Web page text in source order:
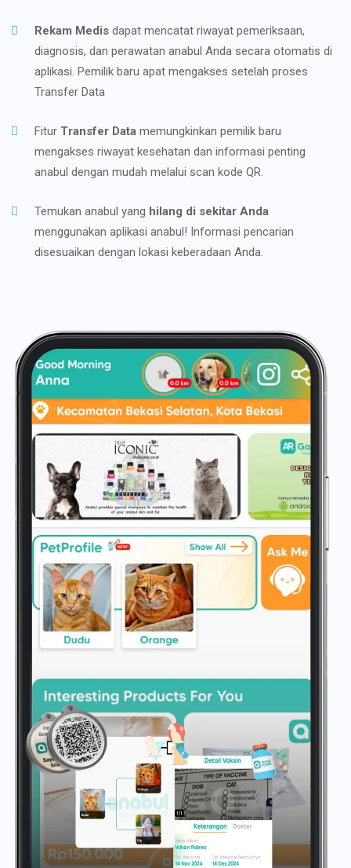
Rekam Medis dapat mencatat riwayat pemeriksaan,
diagnosis, dan perawatan anabul Anda secara otomatis di
aplikasi. Pemilik baru apat mengakses setelah proses
Transfer Data
Fitur Transfer Data memungkinkan pemilik baru
mengakses riwayat kesehatan dan informasi penting
anabul dengan mudah melalui scan kode QR.
Temukan anabul yang hilang di sekitar Anda
menggunakan aplikasi anabul! Informasi pencarian
disesuaikan dengan lokasi keberadaan Anda.